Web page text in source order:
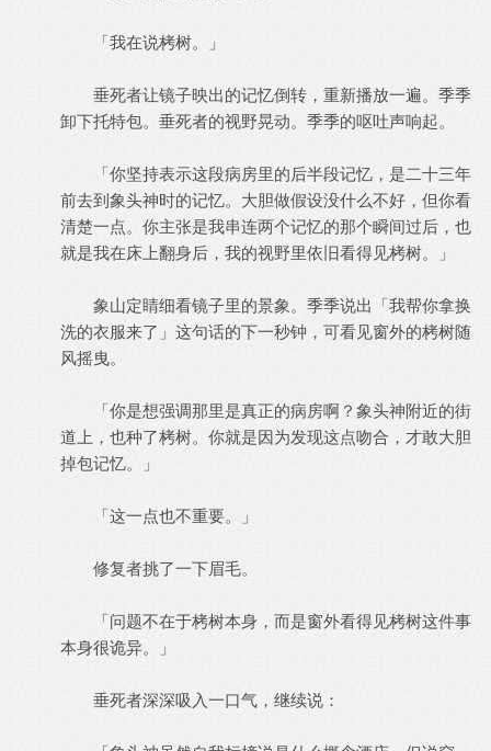
「我在说栲树。」
垂死者让镜子映出的记忆倒转，重新播放一遍。季季
卸下托特包。垂死者的视野晃动。季季的呕吐声响起。
「你坚持表示这段病房里的后半段记忆，是二十三年
前去到象头神时的记忆。大胆做假设没什么不好，但你看
清楚一点。你主张是我串连两个记忆的那个瞬间过后，也
就是我在床上翻身后，我的视野里依旧看得见栲树。」
象山定睛细看镜子里的景象。季季说出「我帮你拿换
洗的衣服来了」这句话的下一秒钟，可看见窗外的栲树随
风摇曳。
「你是想强调那里是真正的病房啊？象头神附近的街
道上，也种了栲树。你就是因为发现这点吻合，才敢大胆
掉包记忆。」
「这一点也不重要。」
修复者挑了一下眉毛。
「问题不在于栲树本身，而是窗外看得见栲树这件事
本身很诡异。」
垂死者深深吸入一口气，继续说：